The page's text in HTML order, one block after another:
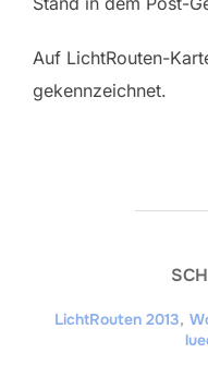
Auf LichtRouten-
gekennzeichnet.
LichtRouten 2013,